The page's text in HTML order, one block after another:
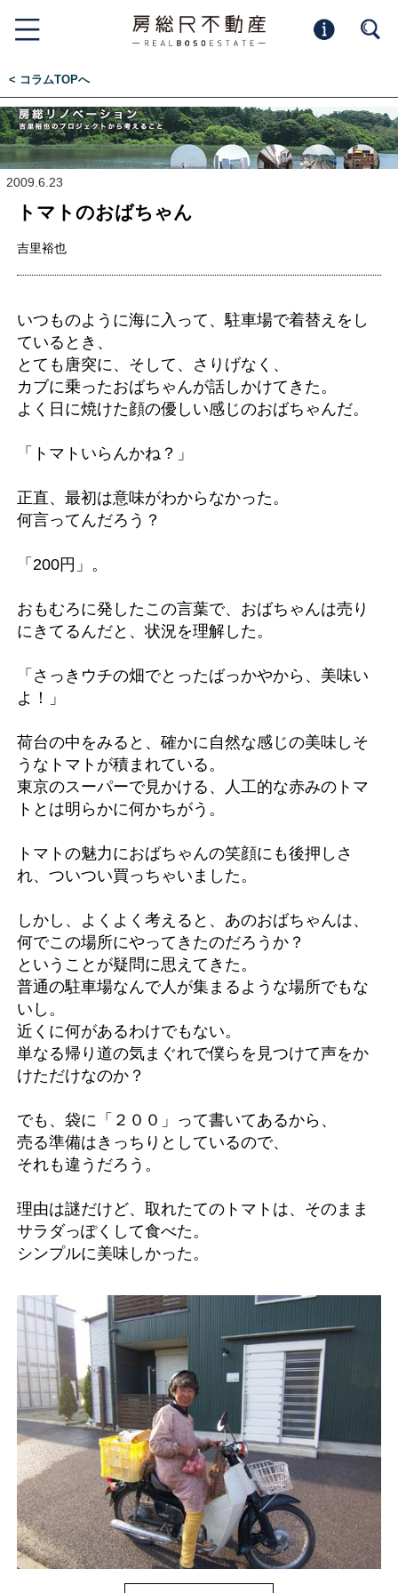
< コラムTOPへ
2009.6.23
トマトのおばちゃん
吉里裕也
いつものように海に入って、駐車場で着替えをし
ているとき、
とても唐突に、そして、さりげなく、
カブに乗ったおばちゃんが話しかけてきた。
よく日に焼けた顔の優しい感じのおばちゃんだ。
「トマトいらんかね？」
正直、最初は意味がわからなかった。
何言ってんだろう？
「200円」。
おもむろに発したこの言葉で、おばちゃんは売り
にきてるんだと、状況を理解した。
「さっきウチの畑でとったばっかやから、美味い
よ！」
荷台の中をみると、確かに自然な感じの美味しそ
うなトマトが積まれている。
東京のスーパーで見かける、人工的な赤みのトマ
トとは明らかに何かちがう。
トマトの魅力におばちゃんの笑顔にも後押しさ
れ、ついつい買っちゃいました。
しかし、よくよく考えると、あのおばちゃんは、
何でこの場所にやってきたのだろうか？
ということが疑問に思えてきた。
普通の駐車場なんで人が集まるような場所でもな
いし。
近くに何があるわけでもない。
単なる帰り道の気まぐれで僕らを見つけて声をか
けただけなのか？
でも、袋に「２００」って書いてあるから、
売る準備はきっちりとしているので、
それも違うだろう。
理由は謎だけど、取れたてのトマトは、そのまま
サラダっぽくして食べた。
シンプルに美味しかった。